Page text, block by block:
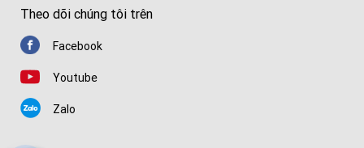
Theo dõi chúng tôi trên
Facebook
Youtube
Zalo